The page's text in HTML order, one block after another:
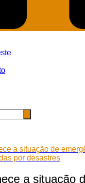
a situação de
por desastres
a situação